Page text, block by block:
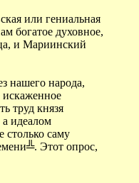
или гениальная
богатое духовное,
и Мариинский
нашего народа,
искаженное
труд князя
идеалом
столько саму
Этот опрос,